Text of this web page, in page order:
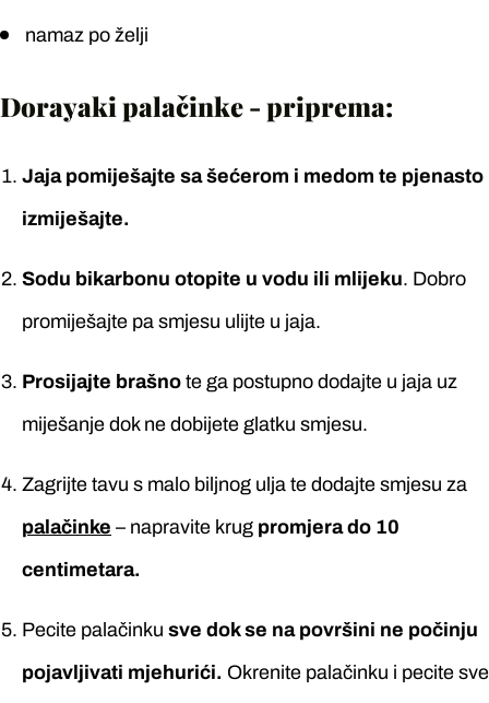
namaz po želji
Dorayaki palačinke - priprema:
Jaja pomiješajte sa šećerom i medom te pjenasto
izmiješajte.
Sodu bikarbonu otopite u vodu ili mlijeku. Dobro
promiješajte pa smjesu ulijte u jaja.
Prosijajte brašno te ga postupno dodajte u jaja uz
miješanje dok ne dobijete glatku smjesu.
Zagrijte tavu s malo biljnog ulja te dodajte smjesu za
palačinke – napravite krug promjera do 10
centimetara.
Pecite palačinku sve dok se na površini ne počinju
pojavljivati mjehurići. Okrenite palačinku i pecite sve